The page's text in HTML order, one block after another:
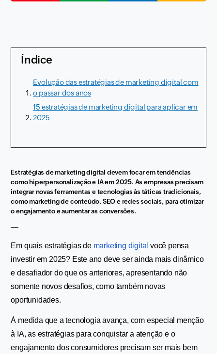
Índice
Evolução das estratégias de marketing digital com
o passar dos anos
15 estratégias de marketing digital para aplicar em
2025
Estratégias de marketing digital devem focar em tendências
como hiperpersonalização e IA em 2025. As empresas precisam
integrar novas ferramentas e tecnologias às táticas tradicionais,
como marketing de conteúdo, SEO e redes sociais, para otimizar
o engajamento e aumentar as conversões.
—
Em quais estratégias de marketing digital você pensa
investir em 2025? Este ano deve ser ainda mais dinâmico
e desafiador do que os anteriores, apresentando não
somente novos desafios, como também novas
oportunidades.
À medida que a tecnologia avança, com especial menção
à IA, as estratégias para conquistar a atenção e o
engajamento dos consumidores precisam ser mais bem